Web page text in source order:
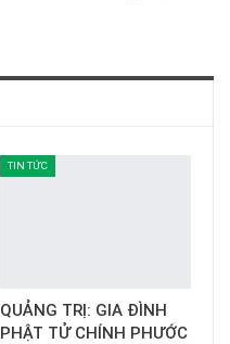
TIN TỨC
QUẢNG TRỊ: GIA ĐÌNH
PHẬT TỬ CHÍNH PHƯỚC